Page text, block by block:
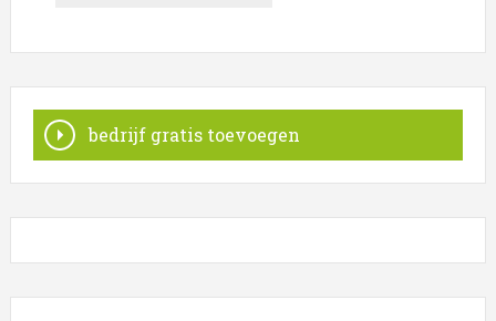
plaats Nederland. Klik een bedrijf uit de rubriekKachel
bedrijf gratis toevoegen